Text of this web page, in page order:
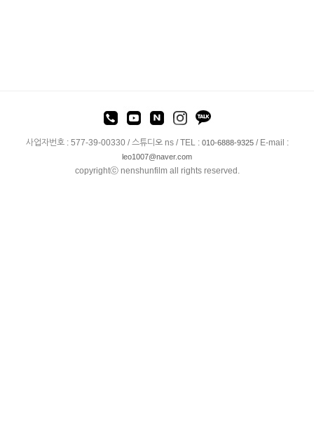
사업자번호 : 577-39-00330 / 스튜디오 ns / TEL : 010-6888-9325/ E-mail :
leo1007@naver.com
copyrightⓒ nenshunfilm all rights reserved.